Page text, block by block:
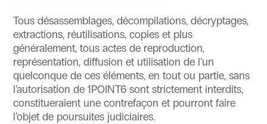
Tous désassemblages, décompilations, décryptages,
extractions, réutilisations, copies et plus
généralement, tous actes de reproduction,
représentation, diffusion et utilisation de l’un
quelconque de ces éléments, en tout ou partie, sans
l’autorisation de 1POINT6 sont strictement interdits,
constitueraient une contrefaçon et pourront faire
l’objet de poursuites judiciaires.